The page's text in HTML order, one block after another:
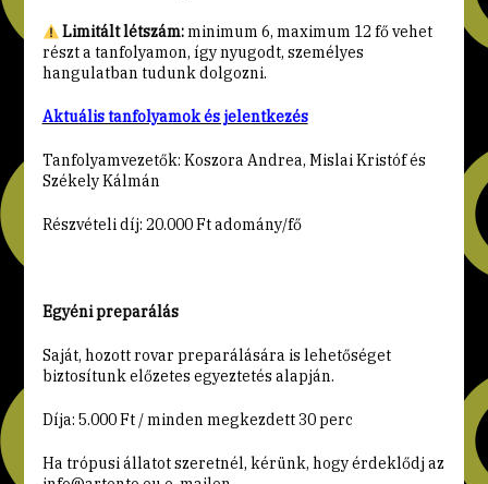
Limitált létszám:minimum 6, maximum 12 fő vehet
részt a tanfolyamon, így nyugodt, személyes
hangulatban tudunk dolgozni.
Aktuális tanfolyamok és jelentkezés
Tanfolyamvezetők: Koszora Andrea, Mislai Kristóf és
Székely Kálmán
Részvételi díj: 20.000 Ft adomány/fő
Egyéni preparálás
Saját, hozott rovar preparálására is lehetőséget
biztosítunk előzetes egyeztetés alapján.
Díja: 5.000 Ft / minden megkezdett 30 perc
Ha trópusi állatot szeretnél, kérünk, hogy érdeklődj az